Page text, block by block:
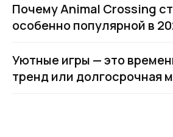
Почему Animal Crossing
особенно популярной в
Уютные игры — это
тренд или долгосрочная